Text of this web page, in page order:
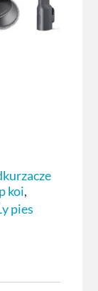
koi,
pies